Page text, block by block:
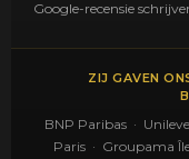
Google-recensie
ZIJ GAVEN
BNP Paribas ·
Paris · Groupama